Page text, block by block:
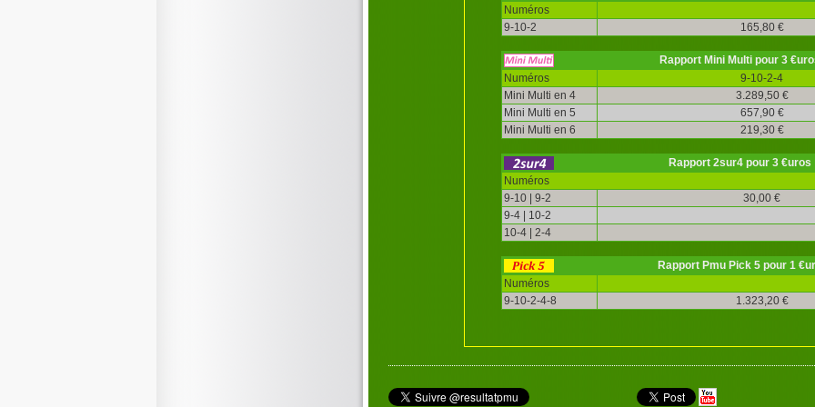
Numéros
9-10-2
165,80 €
Rapport Mini Multi pour 3
Numéros
9-10-2-4
Mini Multi en 4
3.289,50 €
Mini Multi en 5
657,90 €
Mini Multi en 6
219,30 €
Rapport 2sur4 pour 3 €uros
Numéros
9-10 | 9-2
30,00 €
9-4 | 10-2
10-4 | 2-4
Rapport Pmu Pick 5 pour 1
Numéros
9-10-2-4-8
1.323,20 €